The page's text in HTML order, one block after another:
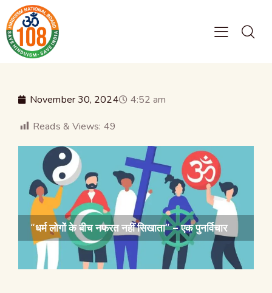
November 30, 2024
4:52 am
Reads & Views: 49
“धर्म लोगों के बीच नफरत नहीं सिखाता” – एक पुनर्विचार